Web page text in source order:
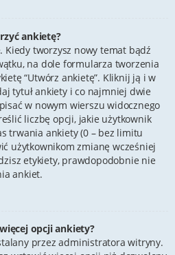
ankietę?
tworzysz nowy temat bądź
na dole formularza tworzenia
“Utwórz ankietę”. Kliknij ją i w
tytuł ankiety i co najmniej dwie
w nowym wierszu widocznego
liczbę opcji, jakie użytkownik
trwania ankiety (0 – bez limitu
użytkownikom zmianę wcześniej
etykiety, prawdopodobnie nie
ankiet.
opcji ankiety?
przez administratora witryny.